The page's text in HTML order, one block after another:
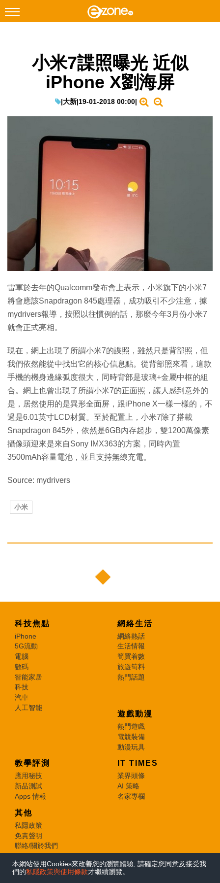
Facebook Instagram
遊戲動漫
生成式AI與雲端應用
Enterprise Digital Transformation
特集
小米7諜照曝光 近似
iPhone X劉海屏
|大新|19-01-2018 00:00|
雷軍於去年的Qualcomm發布會上表示，小米旗下的小米7
將會應該Snapdragon 845處理器，成功吸引不少注意，據
mydrivers報導，按照以往慣例的話，那麼今年3月份小米7
就會正式亮相。
現在，網上出現了所謂小米7的諜照，雖然只是背部照，但
我們依然能從中找出它的核心信息點。從背部照來看，這款
手機的機身邊緣弧度很大，同時背部是玻璃+金屬中框的組
合。網上也曾出現了所謂小米7的正面照，讓人感到意外的
是，居然使用的是異形全面屏，跟iPhone X一樣一樣的，不
過是6.01英寸LCD材質。至於配置上，小米7除了搭載
Snapdragon 845外，依然是6GB內存起步，雙1200萬像素
攝像頭迎來是來自Sony IMX363的方案，同時內置
3500mAh容量電池，並且支持無線充電。
Source: mydrivers
小米
科技焦點
iPhone
5G流動
電腦
數碼
智能家居
科技
汽車
人工智能
網絡生活
網絡熱話
生活情報
筍買着數
旅遊筍料
熱門話題
遊戲動漫
熱門遊戲
電競裝備
動漫玩具
教學評測
應用秘技
新品測試
Apps 情報
IT TIMES
業界頭條
AI 策略
名家專欄
其他
私隱政策
免責聲明
聯絡/關於我們
© 2026 e-zone. All Rights Reserved.
本網站使用Cookies來改善您的瀏覽體驗, 請確定您同意及接受我
們的私隱政策與使用條款才繼續瀏覽。